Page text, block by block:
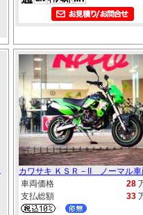
カワサキ ＫＳＲ－II ノーマル車
車両価格
28
支払総額
33